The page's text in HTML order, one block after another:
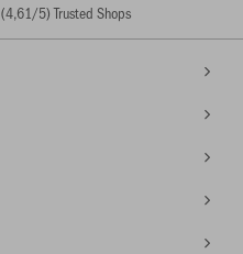
(4,61/5) Trusted Shops